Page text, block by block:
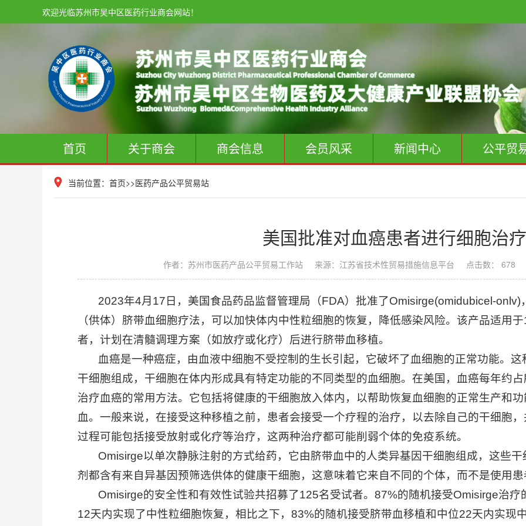
欢迎光临苏州市吴中区医药行业商会网站！
首页 关于商会 商会信息 会员风采 新闻中心 公平贸
当前位置： 首页>>医药产品公平贸易站
美国批准对血癌患者进行细胞治疗
作者：苏州市医药产品公平贸易工作站 来源：江苏省技术性贸易措施信息平台 点击数： 678
2023年4月17日，美国食品药品监督管理局（FDA）批准了Omisirge(omidubicel-onlv)
（供体）脐带血细胞疗法，可以加快体内中性粒细胞的恢复，降低感染风险。该产品适用
者，计划在清髓调理方案（如放疗或化疗）后进行脐带血移植。
血癌是一种癌症，由血液中细胞不受控制的生长引起，它破坏了血细胞的正常功能。这
干细胞组成，干细胞在体内形成具有特定功能的不同类型的血细胞。在美国，血癌每年约
治疗血癌的常用方法。它包括将健康的干细胞放入体内，以帮助恢复血细胞的正常生产和
血。一般来说，在接受这种移植之前，患者会接受一个疗程的治疗，以去除自己的干细胞
过程可能包括接受放射或化疗等治疗，这两种治疗都可能削弱个体的免疫系统。
Omisirge以单次静脉注射的方式给药，它由脐带血中的人类异基因干细胞组成，这些干
剂都含有来自异基因预筛选供体的健康干细胞，这意味着它来自不同的个体，而不是使用
Omisirge的安全性和有效性试验共招募了125名受试者。87%的随机接受Omisirge治疗
12天内实现了中性粒细胞恢复，相比之下，83%的随机接受脐带血移植和中位22天内实现